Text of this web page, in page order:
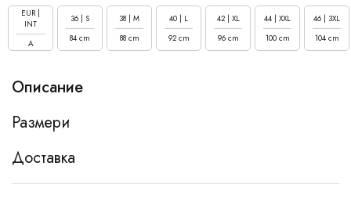
EUR |
INT
A
36 | S
84 cm
38 | M
88 cm
40 | L
92 cm
42 | XL
96 cm
44 | XXL
100 cm
46 | 3XL
104 cm
Описание
Размери
Доставка